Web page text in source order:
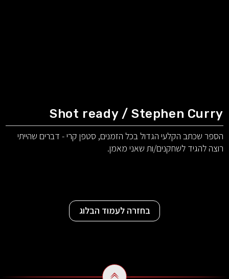
Shot ready / Stephen Curry
הספר שכתב הקלעי הגדול בכל הזמנים, סטפן קרי - דברים שהייתי
רוצה להגיד לשחקנים/ות שאני מאמן.
בחזרה לעמוד הבלוג